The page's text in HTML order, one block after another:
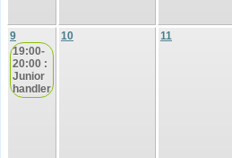
9
19:00-
20:00 :
Junior
handler
10 11